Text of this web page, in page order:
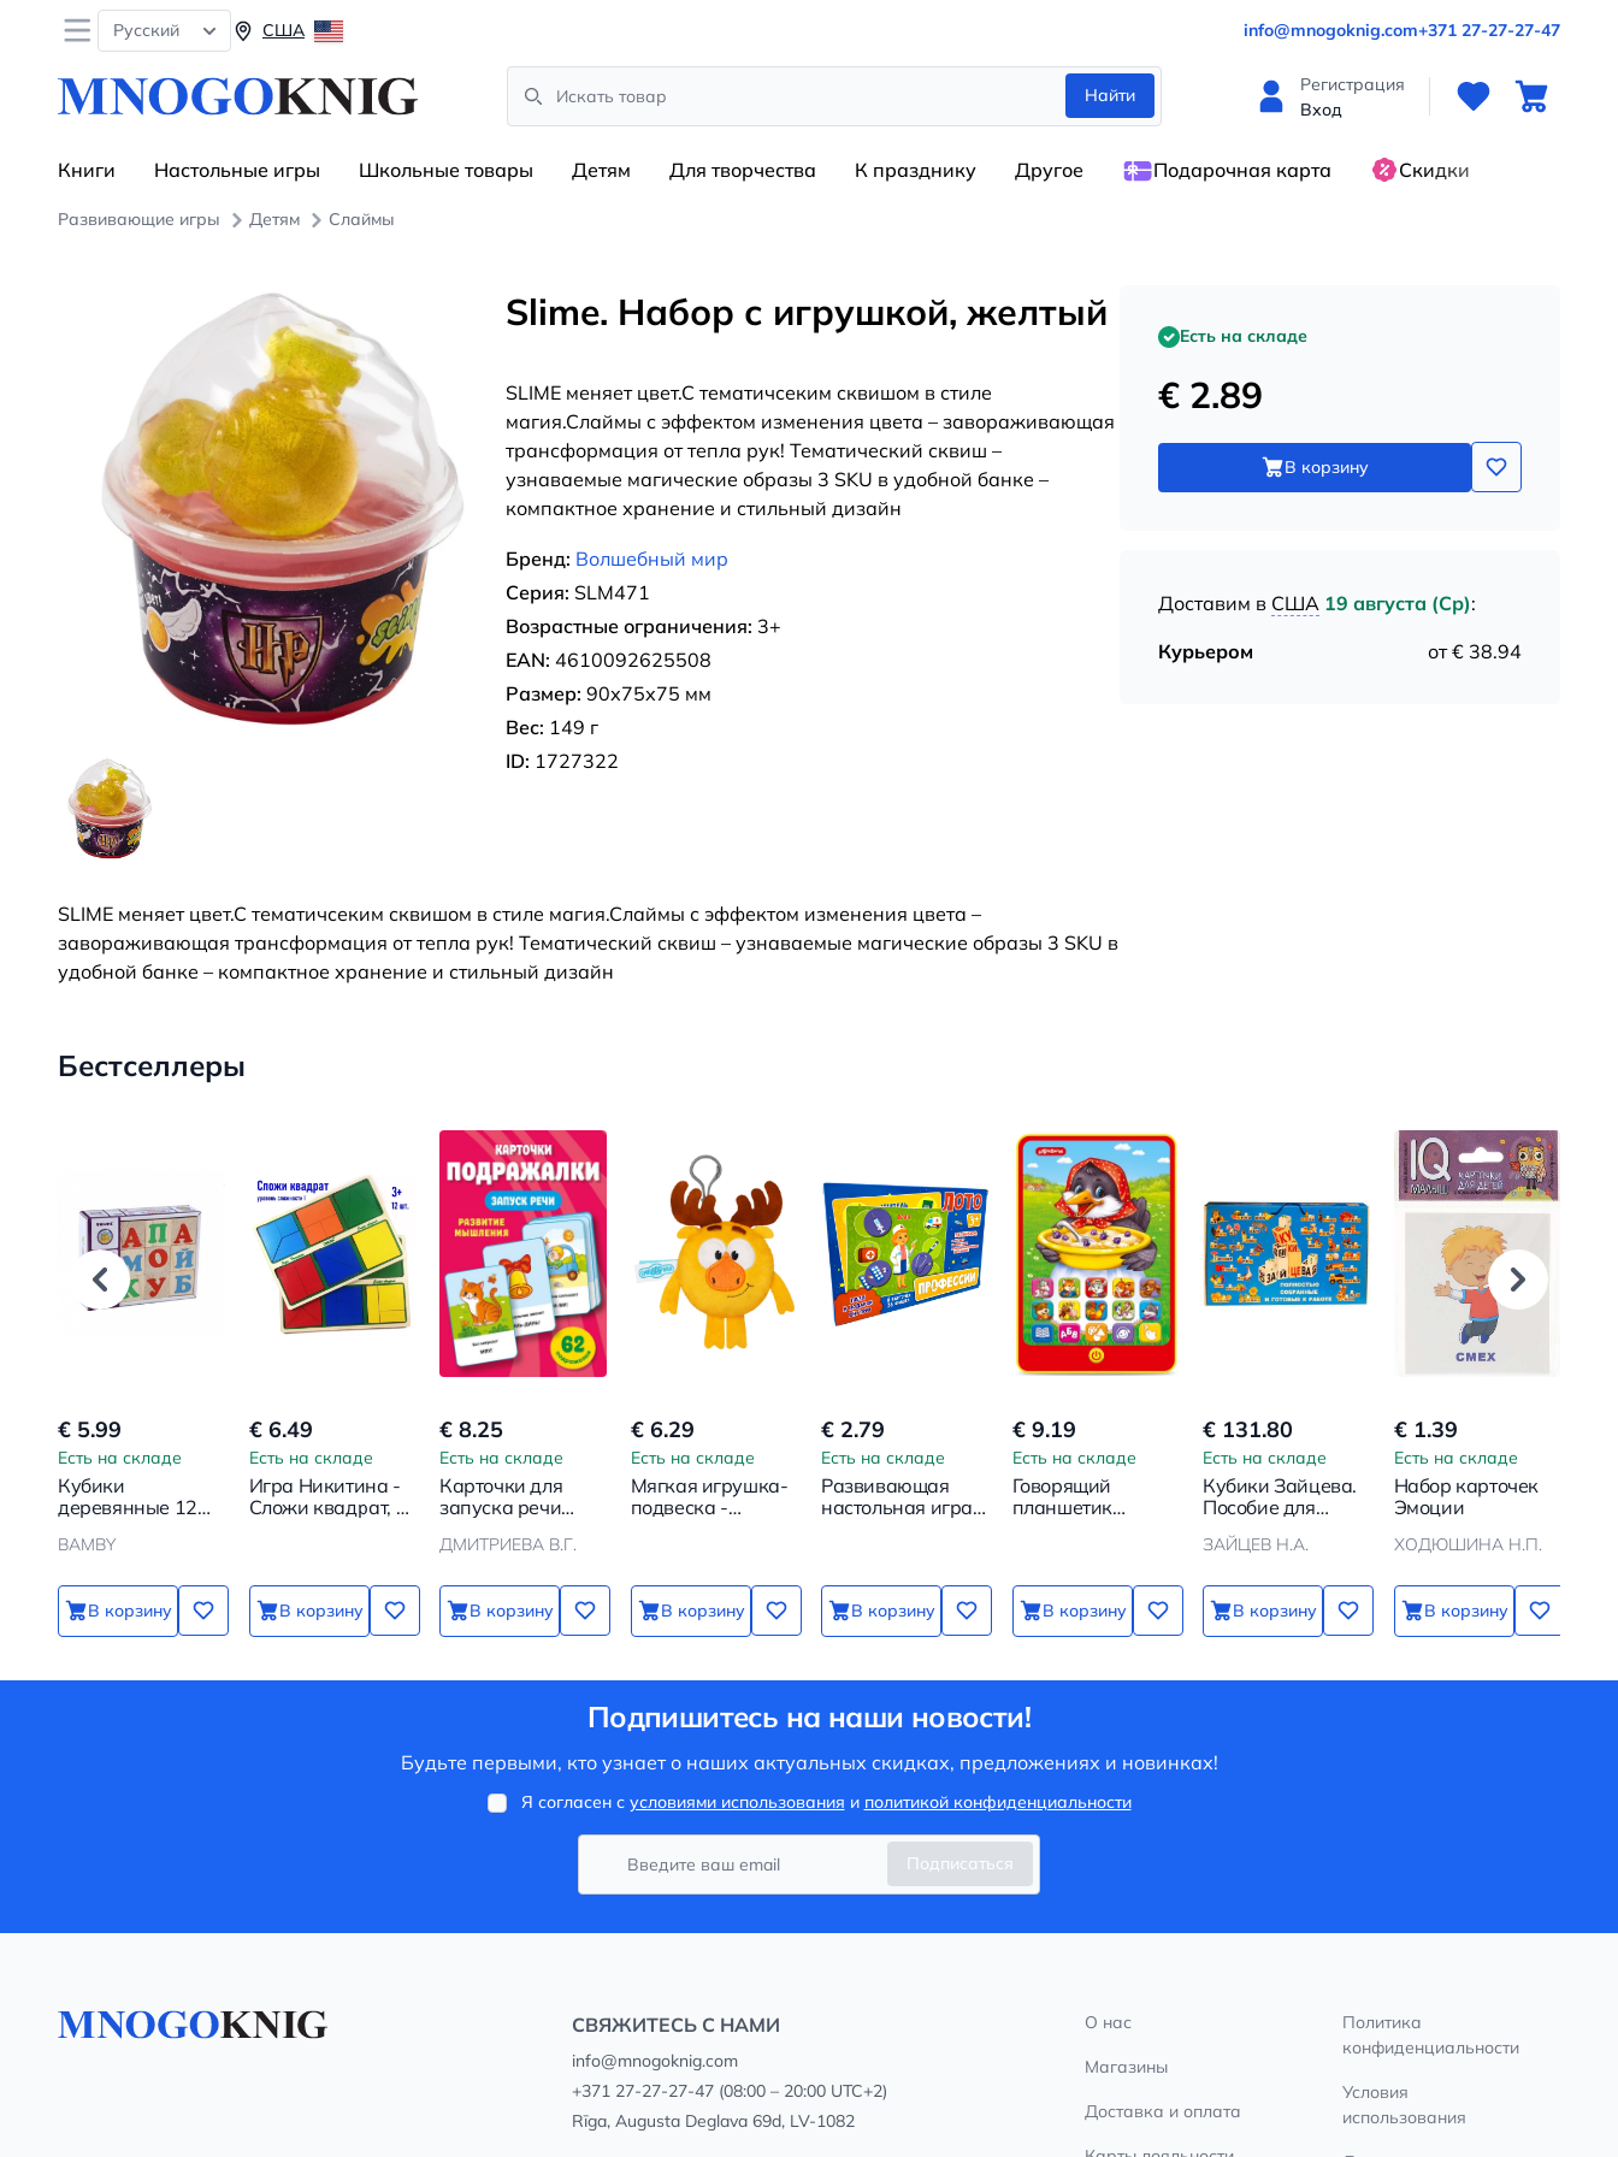
Open menu
Русский США info@mnogoknig.com+371 27-27-27-47
Search
Найти
Регистрация
Вход
Книги Настольные игры Школьные товары Детям Для творчества К празднику Другое Подарочная карта Скидки
Развивающие игры Детям Слаймы
Slime. Набор с игрушкой, желтый
SLIME меняет цвет.С тематичсеким сквишом в стиле
магия.Слаймы с эффектом изменения цвета – завораживающая
трансформация от тепла рук! Тематический сквиш –
узнаваемые магические образы 3 SKU в удобной банке –
компактное хранение и стильный дизайн
Бренд: Волшебный мир
Серия: SLM471
Возрастные ограничения: 3+
EAN: 4610092625508
Размер: 90х75х75 мм
Вес: 149 г
ID: 1727322
SLIME меняет цвет.С тематичсеким сквишом в стиле магия.Слаймы с эффектом изменения цвета –
завораживающая трансформация от тепла рук! Тематический сквиш – узнаваемые магические образы 3 SKU в
удобной банке – компактное хранение и стильный дизайн
Есть на складе
€ 2.89
В корзину
Доставим в США 19 августа (Ср):
Курьером
от € 38.94
Бестселлеры
€ 5.99
Есть на складе
Кубики
деревянные 12
BAMBY
В корзину
€ 6.49
Есть на складе
Игра Никитина -
Сложи квадрат, 1
В корзину
€ 8.25
Есть на складе
Карточки для
запуска речи
ДМИТРИЕВА В.Г.
В корзину
€ 6.29
Есть на складе
Мягкая игрушка-
подвеска -
В корзину
€ 2.79
Есть на складе
Развивающая
настольная игра -
В корзину
€ 9.19
Есть на складе
Говорящий
планшетик
В корзину
€ 131.80
Есть на складе
Кубики Зайцева.
Пособие для
с двух лет
ЗАЙЦЕВ Н.А.
В корзину
€ 1.39
Есть на складе
Набор карточек
Эмоции
ХОДЮШИНА Н.П.
В корзину
Подпишитесь на наши новости!
Будьте первыми, кто узнает о наших актуальных скидках, предложениях и новинках!
Я согласен с условиями использования и политикой конфиденциальности
Подписаться
СВЯЖИТЕСЬ С НАМИ
info@mnogoknig.com
+371 27-27-27-47(08:00 – 20:00 UTC+2)
Rīga, Augusta Deglava 69d, LV-1082
О нас
Магазины
Доставка и оплата
Политика
конфиденциальности
Условия
использования